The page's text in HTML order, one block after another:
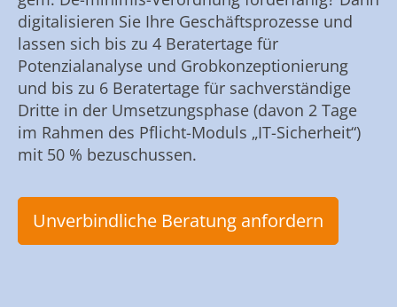
digitalisieren Sie Ihre Geschäftsprozesse und
lassen sich bis zu 4 Beratertage für
Potenzialanalyse und Grobkonzeptionierung
und bis zu 6 Beratertage für sachverständige
Dritte in der Umsetzungsphase (davon 2 Tage
im Rahmen des Pflicht-Moduls „IT-Sicherheit“)
mit 50 % bezuschussen.
Unverbindliche Beratung anfordern